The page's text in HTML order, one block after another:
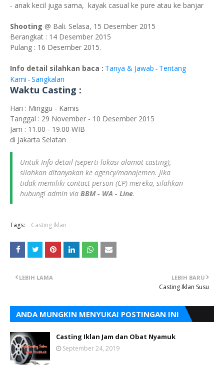
- anak kecil juga sama, kayak casual ke pure atau ke banjar
Shooting @ Bali. Selasa, 15 Desember 2015
Berangkat : 14 Desember 2015
Pulang : 16 Desember 2015.
Info detail silahkan baca : Tanya & Jawab - Tentang
Kami - Sangkalan
Waktu Casting :
Hari : Minggu - Kamis
Tanggal : 29 November - 10 Desember 2015
Jam : 11.00 - 19.00 WIB
di Jakarta Selatan
Untuk Info detail (seperti lokasi alamat casting),
silahkan ditanyakan ke agency/manajemen. Jika
tidak memiliki contact person (CP) mereka, silahkan
hubungi admin via BBM - WA - Line.
Tags: Casting Iklan
LEBIH BARU
Casting Iklan Susu
LEBIH LAMA
ANDA MUNGKIN MENYUKAI POSTINGAN INI
Casting Iklan Jam dan Obat Nyamuk
September 24, 2019